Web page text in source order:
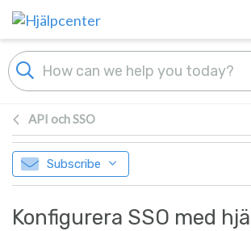
Skip to main content
API och SSO
Subscribe
Konfigurera SSO med